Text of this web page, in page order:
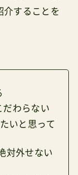
介することを
だわらない
いと思って
対外せない